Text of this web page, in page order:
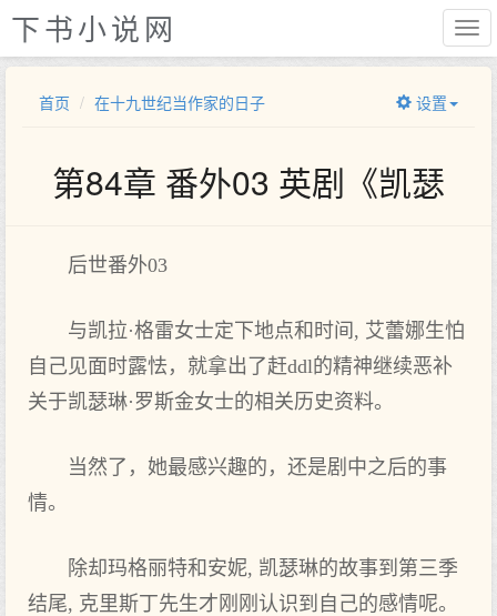
下书小说网
首页 在十九世纪当作家的日子 设置
第84章 番外03 英剧《凯瑟
后世番外03
与凯拉·格雷女士定下地点和时间, 艾蕾娜生怕
自己见面时露怯，就拿出了赶ddl的精神继续恶补
关于凯瑟琳·罗斯金女士的相关历史资料。
当然了，她最感兴趣的，还是剧中之后的事
情。
除却玛格丽特和安妮, 凯瑟琳的故事到第三季
结尾, 克里斯丁先生才刚刚认识到自己的感情呢。